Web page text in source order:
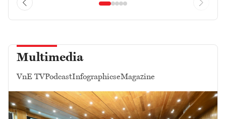
Multimedia
VnE TVPodcastInfographicseMagazine